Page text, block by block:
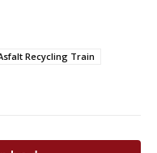
Recycling Train